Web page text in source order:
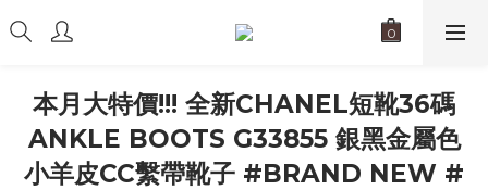
本月大特價!!! 全新CHANEL短靴36碼
ANKLE BOOTS G33855 銀黑金屬色
小羊皮CC繫帶靴子 #BRAND NEW #